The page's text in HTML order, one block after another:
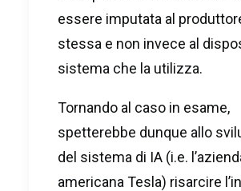
essere imputata al
stessa e non invece al
sistema che la utilizza.
Tornando al caso in esame,
spetterebbe dunque allo
del sistema di IA (i.e.
americana Tesla) risarcire